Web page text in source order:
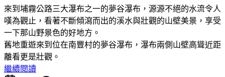
來到埔霧公路三大瀑布之一的夢谷瀑布，源源不絕的水流令人
嘆為觀止，看著不斷傾瀉而出的溪水與壯觀的山壁美景，享受
一下那山野景色的好地方。
舊地重遊來到位在南豐村的夢谷瀑布，瀑布兩側山壁高聳近距
離看更是壯觀。
繼續閱讀